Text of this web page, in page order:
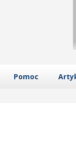
Pomoc